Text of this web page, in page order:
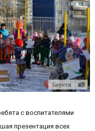
с воспитателями
презентация всех